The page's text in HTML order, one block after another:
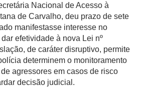
Nacional de Acesso à
de Carvalho, deu prazo de sete
manifestasse interesse no
efetividade à nova Lei nº
de caráter disruptivo, permite
determinem o monitoramento
agressores em casos de risco
decisão judicial.